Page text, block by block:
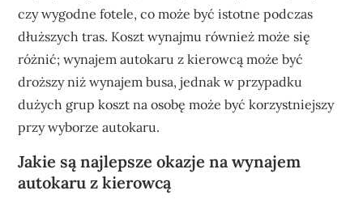
czy wygodne fotele, co może być istotne podczas
dłuższych tras. Koszt wynajmu również może się
różnić; wynajem autokaru z kierowcą może być
droższy niż wynajem busa, jednak w przypadku
dużych grup koszt na osobę może być korzystniejszy
przy wyborze autokaru.
Jakie są najlepsze okazje na wynajem
autokaru z kierowcą